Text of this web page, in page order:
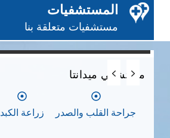
المستشفيات
مستشفيات متعلقة بنا
0 0
مستشفي ميدانتا
جراحة القلب والصدر زراعة الكبد